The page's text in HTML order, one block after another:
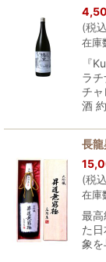
(税込
在庫
『
ラ
チ
酒
長龍
(税込
在庫
最
た
象を